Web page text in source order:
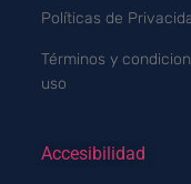
Políticas de
Términos y
uso
Accesibilidad